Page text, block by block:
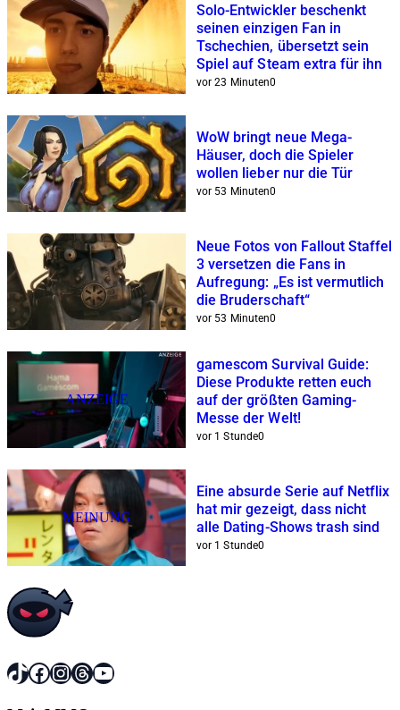
Solo-Entwickler beschenkt
seinen einzigen Fan in
Tschechien, übersetzt sein
Spiel auf Steam extra für ihn
vor 23 Minuten0
WoW bringt neue Mega-
Häuser, doch die Spieler
wollen lieber nur die Tür
vor 53 Minuten0
Neue Fotos von Fallout Staffel
3 versetzen die Fans in
Aufregung: „Es ist vermutlich
die Bruderschaft“
vor 53 Minuten0
ANZEIGE
gamescom Survival Guide:
Diese Produkte retten euch
auf der größten Gaming-
Messe der Welt!
vor 1 Stunde0
MEINUNG
Eine absurde Serie auf Netflix
hat mir gezeigt, dass nicht
alle Dating-Shows trash sind
vor 1 Stunde0
TikTok
Facebook
Instagram
Threads
YouTube